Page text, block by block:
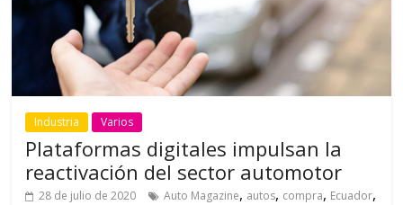
Industria Varios
Plataformas digitales impulsan la
reactivación del sector automotor
28 de julio de 2020 Auto Magazine, autos, compra, Ecuador,